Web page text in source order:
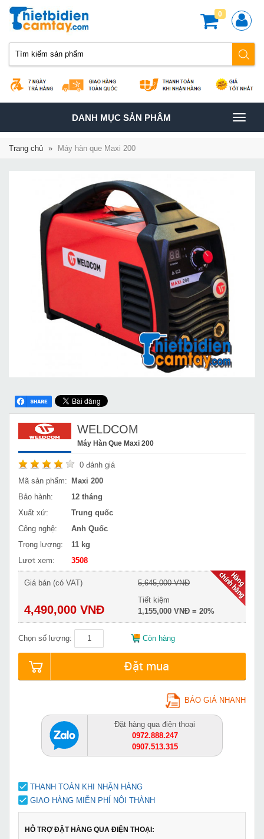
0
TOGGLE
NAVIGATION
DANH MỤC SẢN PHÂM
Trang chủ » Máy hàn que Maxi 200
WELDCOM
Máy Hàn Que Maxi 200
0 đánh giá
Mã sản phẩm:
Maxi 200
Bảo hành:
12 tháng
Xuất xứ:
Trung quốc
Công nghệ:
Anh Quốc
Trọng lượng:
11 kg
Lượt xem:
3508
Giá bán (có VAT)
4,490,000 VNĐ
5,645,000 VNĐ
Tiết kiệm
1,155,000 VNĐ = 20%
Chọn số lượng: Còn hàng
Đặt mua
BÁO GIÁ NHANH
Đặt hàng qua điện thoại
0972.888.247
0907.513.315
THANH TOÁN KHI NHẬN HÀNG
GIAO HÀNG MIỄN PHÍ NỘI THÀNH
HỖ TRỢ ĐẶT HÀNG QUA ĐIỆN THOẠI: